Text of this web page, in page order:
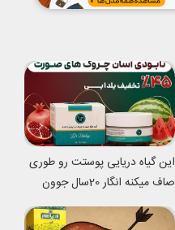
این گیاه دریایی پوستت رو طوری
صاف میکنه انگار 20سال جوون
شدی